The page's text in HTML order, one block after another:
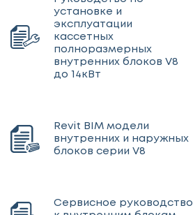
установке и
эксплуатации
кассетных
полноразмерных
внутренних блоков V8
до 14кВт
Revit BIM модели
внутренних и наружных
блоков серии V8
Сервисное руководство